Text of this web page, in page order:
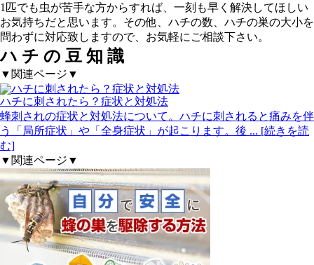
1匹でも虫が苦手な方からすれば、一刻も早く解決してほしい
お気持ちだと思います。その他、ハチの数、ハチの巣の大小を
問わずに対応致しますので、お気軽にご相談下さい。
ハ チ の 豆 知 識
▼関連ページ▼
ハチに刺されたら？症状と対処法
蜂刺されの症状と対処法について。ハチに刺されると痛みを伴
う「局所症状」や「全身症状」が起こります。後 ... [続きを読
む]
▼関連ページ▼